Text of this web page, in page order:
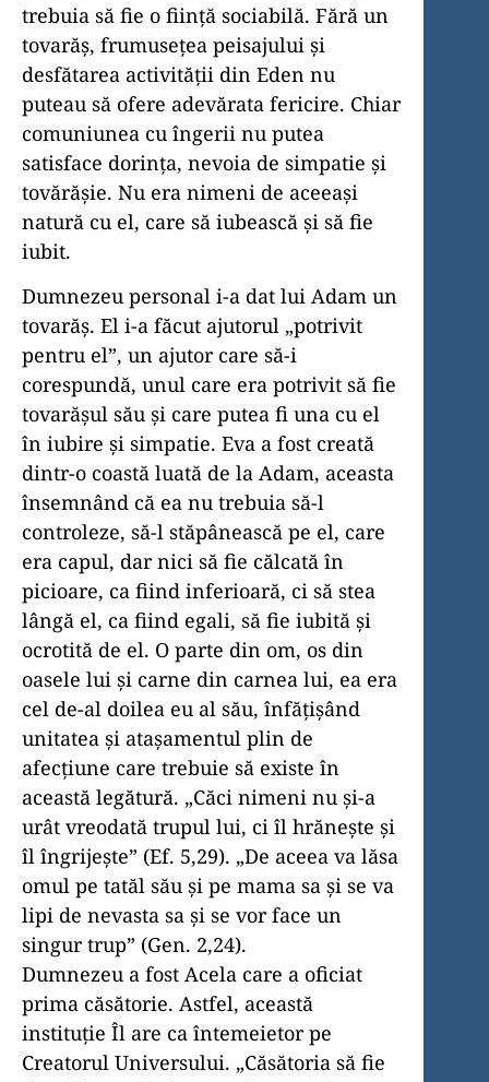
trebuia să fie o ființă sociabilă. Fără un
tovarăș, frumusețea peisajului și
desfătarea activității din Eden nu
puteau să ofere adevărata fericire. Chiar
comuniunea cu îngerii nu putea
satisface dorința, nevoia de simpatie și
tovărășie. Nu era nimeni de aceeași
natură cu el, care să iubească și să fie
iubit.
Dumnezeu personal i-a dat lui Adam un
tovarăș. El i-a făcut ajutorul „potrivit
pentru el”, un ajutor care să-i
corespundă, unul care era potrivit să fie
tovarășul său și care putea fi una cu el
în iubire și simpatie. Eva a fost creată
dintr-o coastă luată de la Adam, aceasta
însemnând că ea nu trebuia să-l
controleze, să-l stăpânească pe el, care
era capul, dar nici să fie călcată în
picioare, ca fiind inferioară, ci să stea
lângă el, ca fiind egali, să fie iubită și
ocrotită de el. O parte din om, os din
oasele lui și carne din carnea lui, ea era
cel de-al doilea eu al său, înfățișând
unitatea și atașamentul plin de
afecțiune care trebuie să existe în
această legătură. „Căci nimeni nu și-a
urât vreodată trupul lui, ci îl hrănește și
îl îngrijește” (Ef. 5,29). „De aceea va lăsa
omul pe tatăl său și pe mama sa și se va
lipi de nevasta sa și se vor face un
singur trup” (Gen. 2,24).
Dumnezeu a fost Acela care a oficiat
prima căsătorie. Astfel, această
instituție Îl are ca întemeietor pe
Creatorul Universului. „Căsătoria să fie